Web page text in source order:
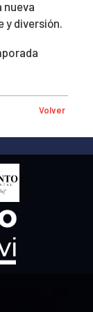
nueva
y diversión.
Volver